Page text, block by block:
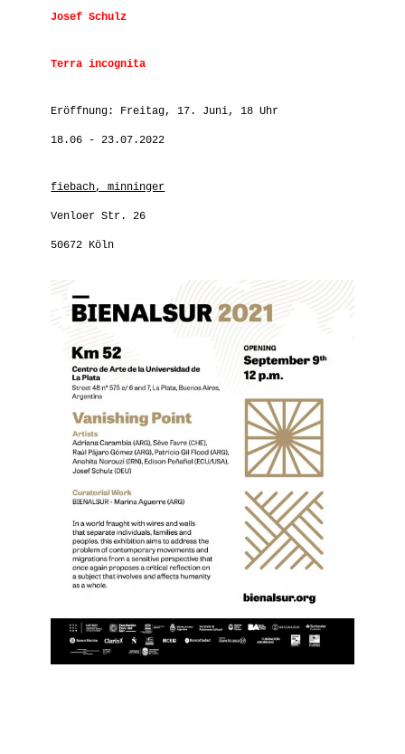
Josef Schulz
Terra incognita
Eröffnung: Freitag, 17. Juni, 18 Uhr
18.06 - 23.07.2022
fiebach, minninger
Venloer Str. 26
50672 Köln